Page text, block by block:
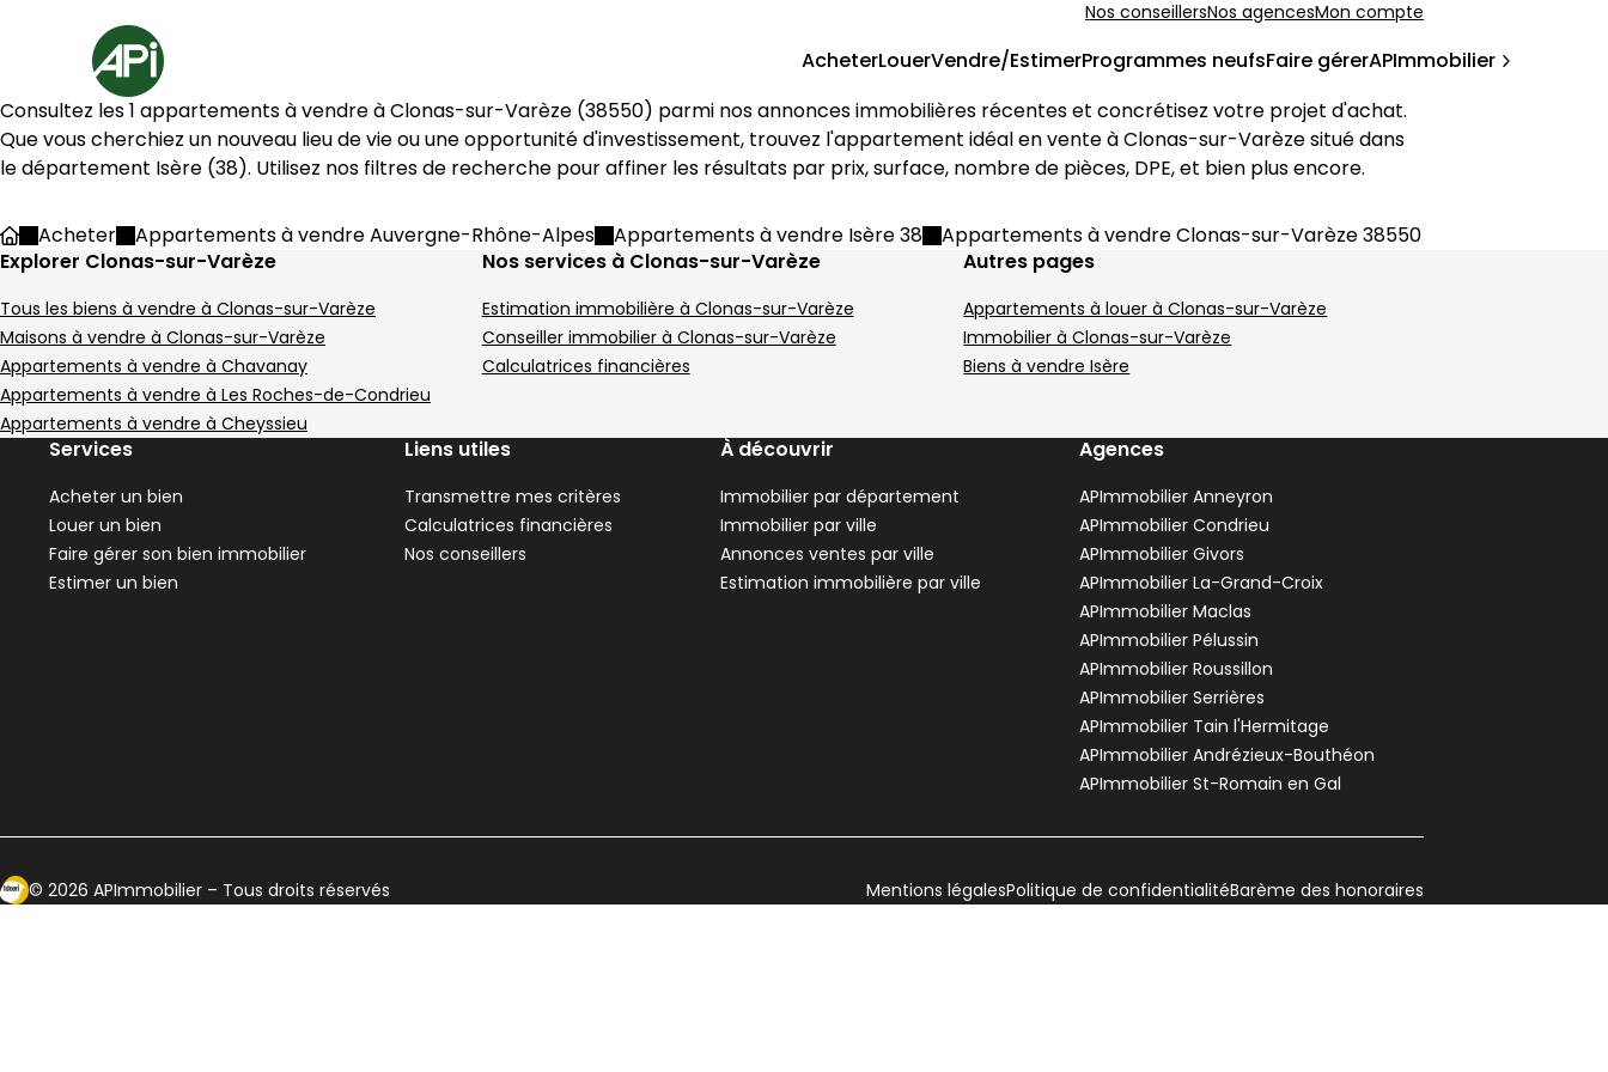
Nos conseillersNos agencesMon compte
Accueil
AcheterLouerVendre/EstimerProgrammes neufsFaire gérerAPImmobilier
2 Appartements à vendre à Clonas-sur-Varèze (38550)
107 m² 5 pièces Saint-Clair-du-Rhône
suivant
Aller à l'image1
Aller à l'image2
Aller à l'image3
Aller à l'image4
Aller à l'image5
239 000 €
Saint-Clair-du-Rhône - 38370
Appartement • 5 pièces • 107 m²
DPE : 3 chambres
Appartement 45 m² 2 pièces Le Péage-de-Roussillon
Image suivant
Aller à l'image1
Aller à l'image2
Aller à l'image3
Aller à l'image4
Aller à l'image5
Le Péage-de-Roussillon - 38550
DPE : 1 chambre
Consultez les 1 appartements à vendre à Clonas-sur-Varèze (38550) parmi nos annonces immobilières récentes et concrétisez votre projet d'achat.
Que vous cherchiez un nouveau lieu de vie ou une opportunité d'investissement, trouvez l'appartement idéal en vente à Clonas-sur-Varèze situé dans
le département Isère (38). Utilisez nos filtres de recherche pour affiner les résultats par prix, surface, nombre de pièces, DPE, et bien plus encore.
AccueilAcheter Appartements à vendre Auvergne-Rhône-Alpes Appartements à vendre Isère 38
Appartements à vendre Clonas-sur-Varèze 38550
Explorer Clonas-sur-Varèze
Tous les biens à vendre à Clonas-sur-Varèze
Maisons à vendre à Clonas-sur-Varèze
Appartements à vendre à Chavanay
Appartements à vendre à Les Roches-de-Condrieu
Appartements à vendre à Cheyssieu
Nos services à Clonas-sur-Varèze
Estimation immobilière à Clonas-sur-Varèze
Conseiller immobilier à Clonas-sur-Varèze
Calculatrices financières
Autres pages
Appartements à louer à Clonas-sur-Varèze
Immobilier à Clonas-sur-Varèze
Biens à vendre Isère
Services
Acheter un bien
Louer un bien
Faire gérer son bien immobilier
Estimer un bien
Liens utiles
Transmettre mes critères
Calculatrices financières
Nos conseillers
À découvrir
Immobilier par département
Immobilier par ville
Annonces ventes par ville
Estimation immobilière par ville
Agences
APImmobilier Anneyron
APImmobilier Condrieu
APImmobilier Givors
APImmobilier La-Grand-Croix
APImmobilier Maclas
APImmobilier Pélussin
APImmobilier Roussillon
APImmobilier Serrières
APImmobilier Tain l'Hermitage
APImmobilier Andrézieux-Bouthéon
APImmobilier St-Romain en Gal
Ecosytème Ideeri
© 2026 APImmobilier – Tous droits réservés Mentions légalesPolitique de confidentialitéBarème des honoraires